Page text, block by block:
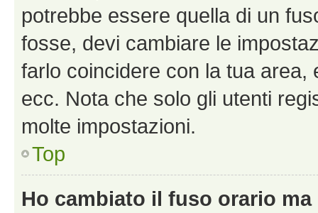
potrebbe essere quella di un
fosse, devi cambiare le
farlo coincidere con la tua area,
ecc. Nota che solo gli utenti
molte impostazioni.
Top
Ho cambiato il fuso orario ma